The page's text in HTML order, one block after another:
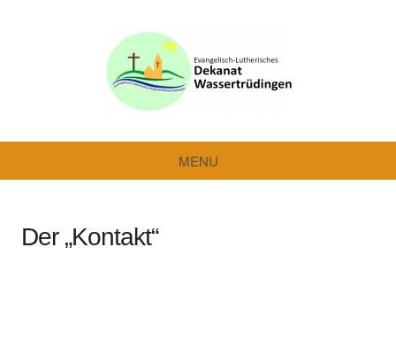
WassertrüdingenMENU
Der „Kontakt“